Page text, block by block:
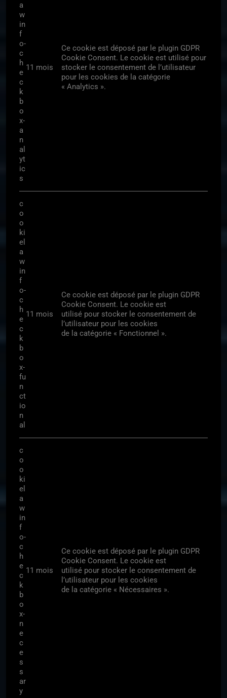
a
w
in
f
o-
c
h
e
c
k
b
o
x-
a
n
al
yt
ic
s
11 mois
Ce cookie est déposé par le plugin GDPR
Cookie Consent. Le cookie est utilisé pour
stocker le consentement de l’utilisateur
pour les cookies de la catégorie
« Analytics ».
c
o
o
ki
el
a
w
in
f
o-
c
h
e
c
k
b
o
x-
fu
n
ct
io
n
al
11 mois
Ce cookie est déposé par le plugin GDPR
Cookie Consent. Le cookie est
utilisé pour stocker le consentement de
l’utilisateur pour les cookies
de la catégorie « Fonctionnel ».
c
o
o
ki
el
a
w
in
f
o-
c
h
e
c
k
b
o
x-
n
e
c
e
s
s
ar
y
11 mois
Ce cookie est déposé par le plugin GDPR
Cookie Consent. Le cookie est
utilisé pour stocker le consentement de
l’utilisateur pour les cookies
de la catégorie « Nécessaires ».